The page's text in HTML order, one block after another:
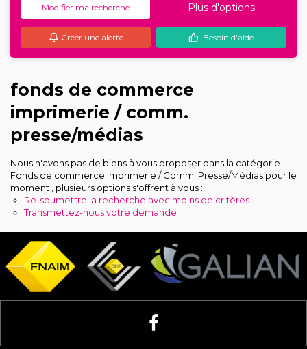
Location
Gestion locative
Locaux Professionnels
Estimation
Recrutement
Notre agence
Modifier ma recherche Plus d'options
Créer une alerte Besoin d'aide
fonds de commerce
imprimerie / comm.
presse/médias
Nous n'avons pas de biens à vous proposer dans la catégorie
Fonds de commerce Imprimerie / Comm. Presse/Médias pour le
moment , plusieurs options s'offrent à vous :
Re-soumettre la recherche avec moins de critères.
Transmettez-nous votre demande